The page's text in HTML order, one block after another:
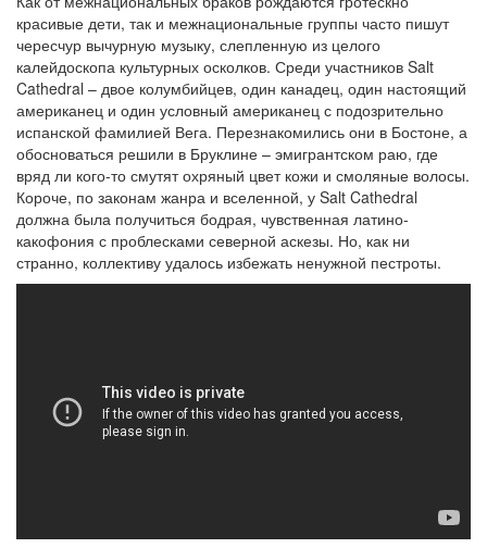
красивые дети, так и межнациональные группы часто пишут
чересчур вычурную музыку, слепленную из целого
калейдоскопа культурных осколков. Среди участников Salt
Cathedral – двое колумбийцев, один канадец, один настоящий
американец и один условный американец с подозрительно
испанской фамилией Вега. Перезнакомились они в Бостоне, а
обосноваться решили в Бруклине – эмигрантском раю, где
вряд ли кого-то смутят охряный цвет кожи и смоляные волосы.
Короче, по законам жанра и вселенной, у Salt Cathedral
должна была получиться бодрая, чувственная латино-
какофония с проблесками северной аскезы. Но, как ни
странно, коллективу удалось избежать ненужной пестроты.